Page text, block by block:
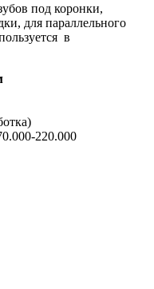
под коронки,
для параллельного
в
220.000